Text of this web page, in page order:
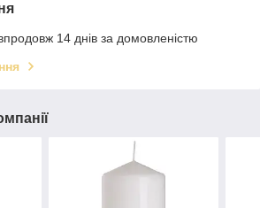
14 днів за домовленістю